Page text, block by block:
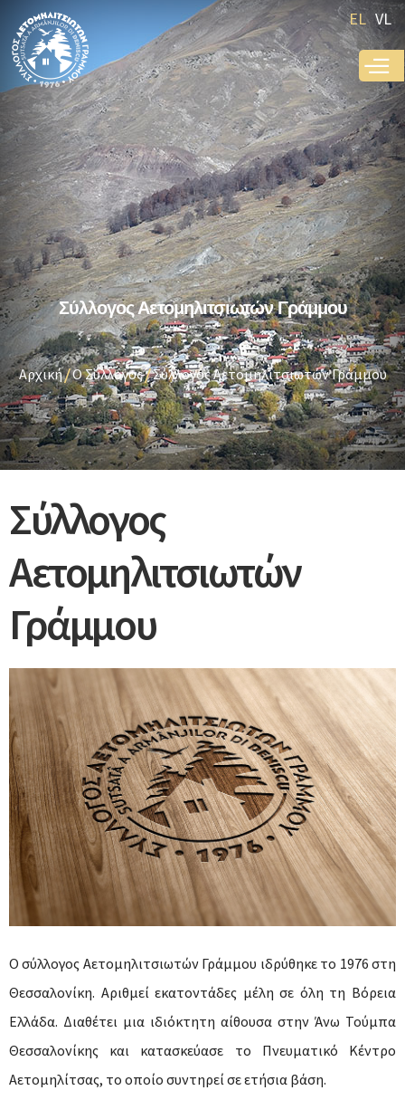
Παράκαμψη
προς το
κυρίως
περιεχόμενο
EL VL
Αρχική Ο Σύλλογος Σύλλογος Αετομηλιτσιωτών Γράμμου
Σύλλογος Αετομηλιτσιωτών Γράμμου
Σύλλογος
Αετομηλιτσιωτών
Γράμμου
Ο σύλλογος Αετομηλιτσιωτών Γράμμου ιδρύθηκε το 1976 στη
Θεσσαλονίκη. Αριθμεί εκατοντάδες μέλη σε όλη τη Βόρεια
Ελλάδα. Διαθέτει μια ιδιόκτητη αίθουσα στην Άνω Τούμπα
Θεσσαλονίκης και κατασκεύασε το Πνευματικό Κέντρο
Αετομηλίτσας, το οποίο συντηρεί σε ετήσια βάση.